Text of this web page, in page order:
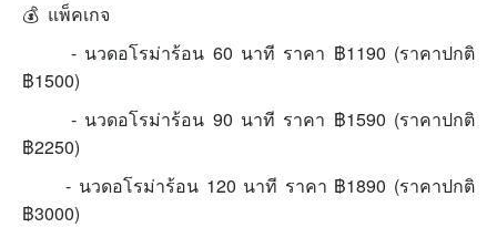
💰 แพ็คเกจ
- นวดอโรม่าร้อน 60 นาที ราคา ฿1190 (ราคาปกติ
฿1500)
- นวดอโรม่าร้อน 90 นาที ราคา ฿1590 (ราคาปกติ
฿2250)
- นวดอโรม่าร้อน 120 นาที ราคา ฿1890 (ราคาปกติ
฿3000)